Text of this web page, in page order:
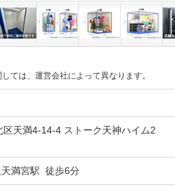
ては、運営会社によって異なります。
区天満4-14-4 ストーク天神ハイム2
満宮駅 徒歩6分